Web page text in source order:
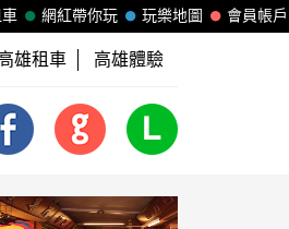
會員帳戶
玩樂地圖
網紅帶你玩
雄租車 高雄體驗